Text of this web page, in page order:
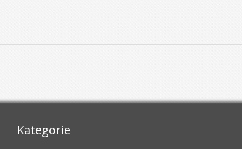
Kategorie